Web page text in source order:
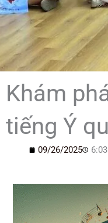
Khám
tiếng Ý
09/26/2025